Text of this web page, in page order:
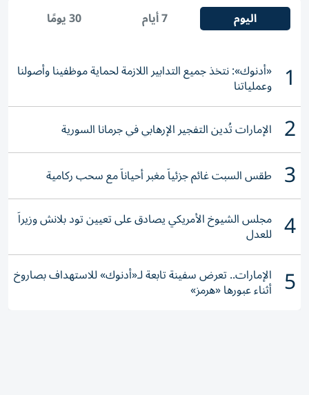
اليوم 7 أيام 30 يومًا
1 «أدنوك»: نتخذ جميع التدابير اللازمة لحماية موظفينا وأصولنا
وعملياتنا
2 الإمارات تُدين التفجير الإرهابي في جرمانا السورية
3 طقس السبت غائم جزئياً مغبر أحياناً مع سحب ركامية
4 مجلس الشيوخ الأمريكي يصادق على تعيين تود بلانش وزيراً
للعدل
5 الإمارات.. تعرض سفينة تابعة لـ«أدنوك» للاستهداف بصاروخ
أثناء عبورها «هرمز»